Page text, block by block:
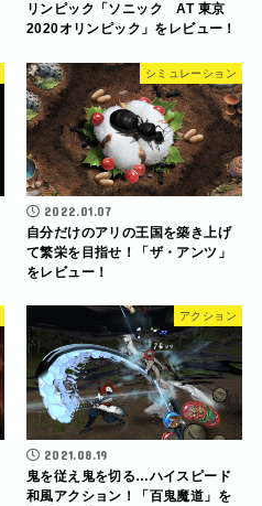
リンピック「ソニック AT 東京
2020オリンピック」をレビュー！
シミュレーション
2022.01.07
自分だけのアリの王国を築き上げ
て繁栄を目指せ！「ザ・アンツ」
をレビュー！
アクション
2021.08.19
鬼を従え鬼を切る…ハイスピード
和風アクション！「百鬼魔道」を